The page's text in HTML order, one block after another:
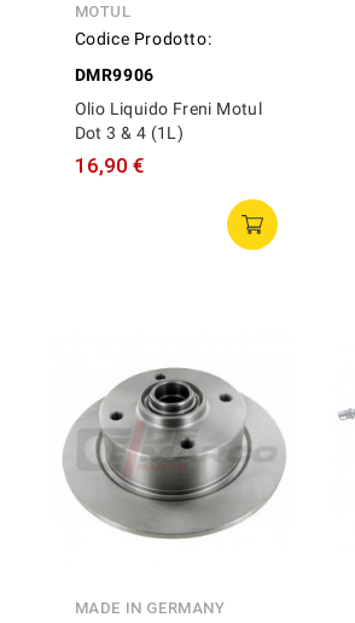
MOTUL
Codice Prodotto:
DMR9906
Olio Liquido Freni Motul
Dot 3 & 4 (1L)
16,90 €
MADE IN GERMANY